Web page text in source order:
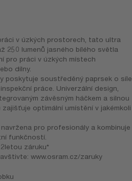
v úzkých prostorech, tato ultra
250 lumenů jasného bílého světla
pro práci v úzkých místech
dílny.
poskytuje soustředěný paprsek o síle
práce. Univerzální design,
závěsným háčkem a silnou
optimální umístění v jakémkoli
pro profesionály a kombinuje
funkčností.
záruku*
www.osram.cz/zaruky